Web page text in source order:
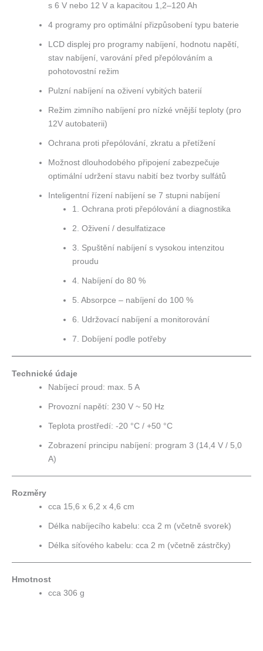
s 6 V nebo 12 V a kapacitou 1,2–120 Ah
4 programy pro optimální přizpůsobení typu baterie
LCD displej pro programy nabíjení, hodnotu napětí,
stav nabíjení, varování před přepólováním a
pohotovostní režim
Pulzní nabíjení na oživení vybitých baterií
Režim zimního nabíjení pro nízké vnější teploty (pro
12V autobaterii)
Ochrana proti přepólování, zkratu a přetížení
Možnost dlouhodobého připojení zabezpečuje
optimální udržení stavu nabití bez tvorby sulfátů
Inteligentní řízení nabíjení se 7 stupni nabíjení
1. Ochrana proti přepólování a diagnostika
2. Oživení / desulfatizace
3. Spuštění nabíjení s vysokou intenzitou
proudu
4. Nabíjení do 80 %
5. Absorpce – nabíjení do 100 %
6. Udržovací nabíjení a monitorování
7. Dobíjení podle potřeby
Technické údaje
Nabíjecí proud: max. 5 A
Provozní napětí: 230 V ~ 50 Hz
Teplota prostředí: -20 °C / +50 °C
Zobrazení principu nabíjení: program 3 (14,4 V / 5,0
A)
Rozměry
cca 15,6 x 6,2 x 4,6 cm
Délka nabíjecího kabelu: cca 2 m (včetně svorek)
Délka síťového kabelu: cca 2 m (včetně zástrčky)
Hmotnost
cca 306 g